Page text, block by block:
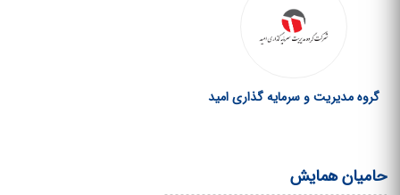
گروه مدیریت و سرمایه گذاری امید
حامیان همایش